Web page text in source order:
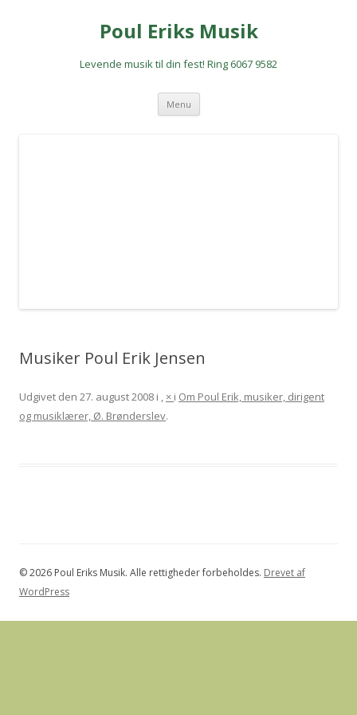
Poul Eriks Musik
Levende musik til din fest! Ring 6067 9582
Menu Hop
indhold
Musiker Poul Erik Jensen
Udgivet den 27. august 2008 i , × i Om Poul Erik, musiker, dirigent
og musiklærer, Ø. Brønderslev.
© 2026 Poul Eriks Musik. Alle rettigheder forbeholdes. Drevet af
WordPress